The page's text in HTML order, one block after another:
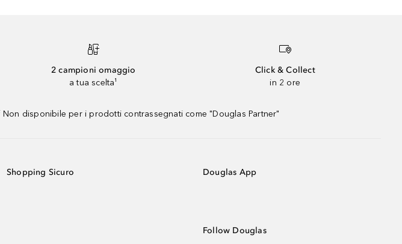
2 campioni omaggio
a tua scelta¹
Click & Collect
in 2 ore
disponibile per i prodotti contrassegnati come "Douglas Partner"
Shopping Sicuro Douglas App
Follow Douglas